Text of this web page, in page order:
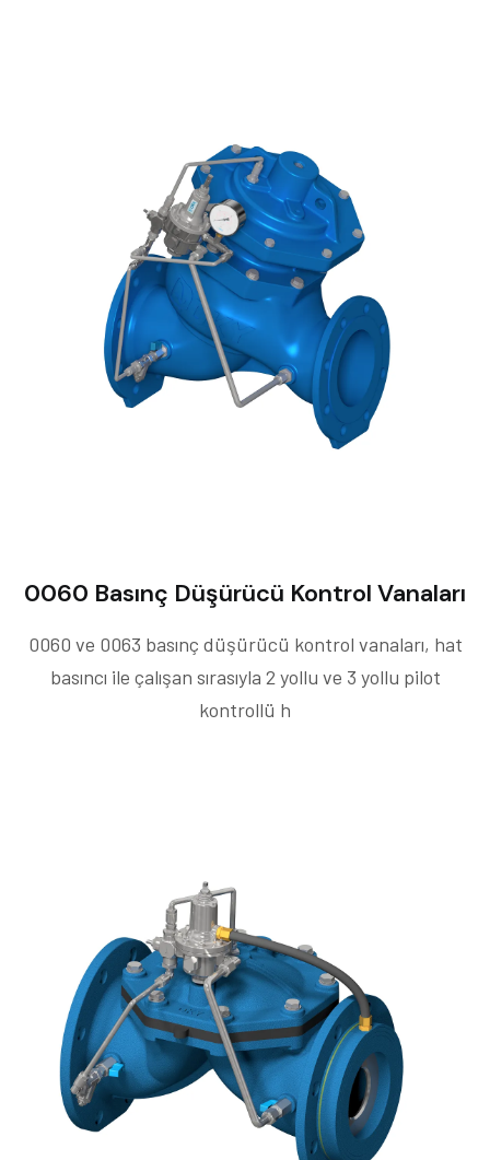
0060 Basınç Düşürücü Kontrol Vanaları
0060 ve 0063 basınç düşürücü kontrol vanaları, hat
basıncı ile çalışan sırasıyla 2 yollu ve 3 yollu pilot
kontrollü h